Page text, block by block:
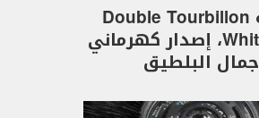
ساعة Double Tourbillon
White Gold، إصدار كهرماني
جمال البلطيق